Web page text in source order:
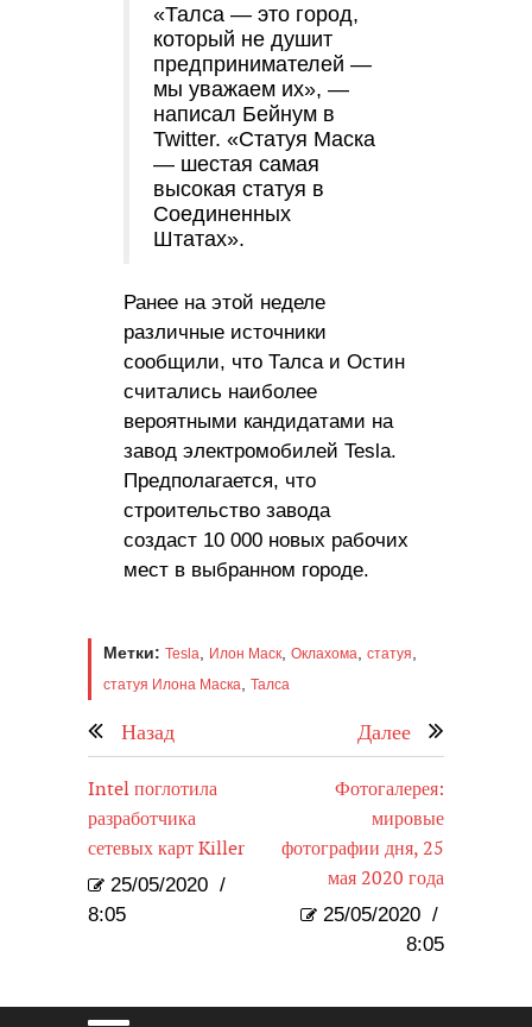
«Талса — это город,
который не душит
предпринимателей —
мы уважаем их», —
написал Бейнум в
Twitter. «Статуя Маска
— шестая самая
высокая статуя в
Соединенных
Штатах».
Ранее на этой неделе
различные источники
сообщили, что Талса и Остин
считались наиболее
вероятными кандидатами на
завод электромобилей Tesla.
Предполагается, что
строительство завода
создаст 10 000 новых рабочих
мест в выбранном городе.
Метки: Tesla Илон Маск Оклахома статуя
статуя Илона Маска Талса
Назад Далее
Intel поглотила
разработчика
сетевых карт Killer
25/05/2020 /
8:05
Фотогалерея:
мировые
фотографии дня, 25
мая 2020 года
25/05/2020 /
8:05